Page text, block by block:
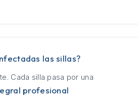
las sillas?
Cada silla pasa por una
profesional